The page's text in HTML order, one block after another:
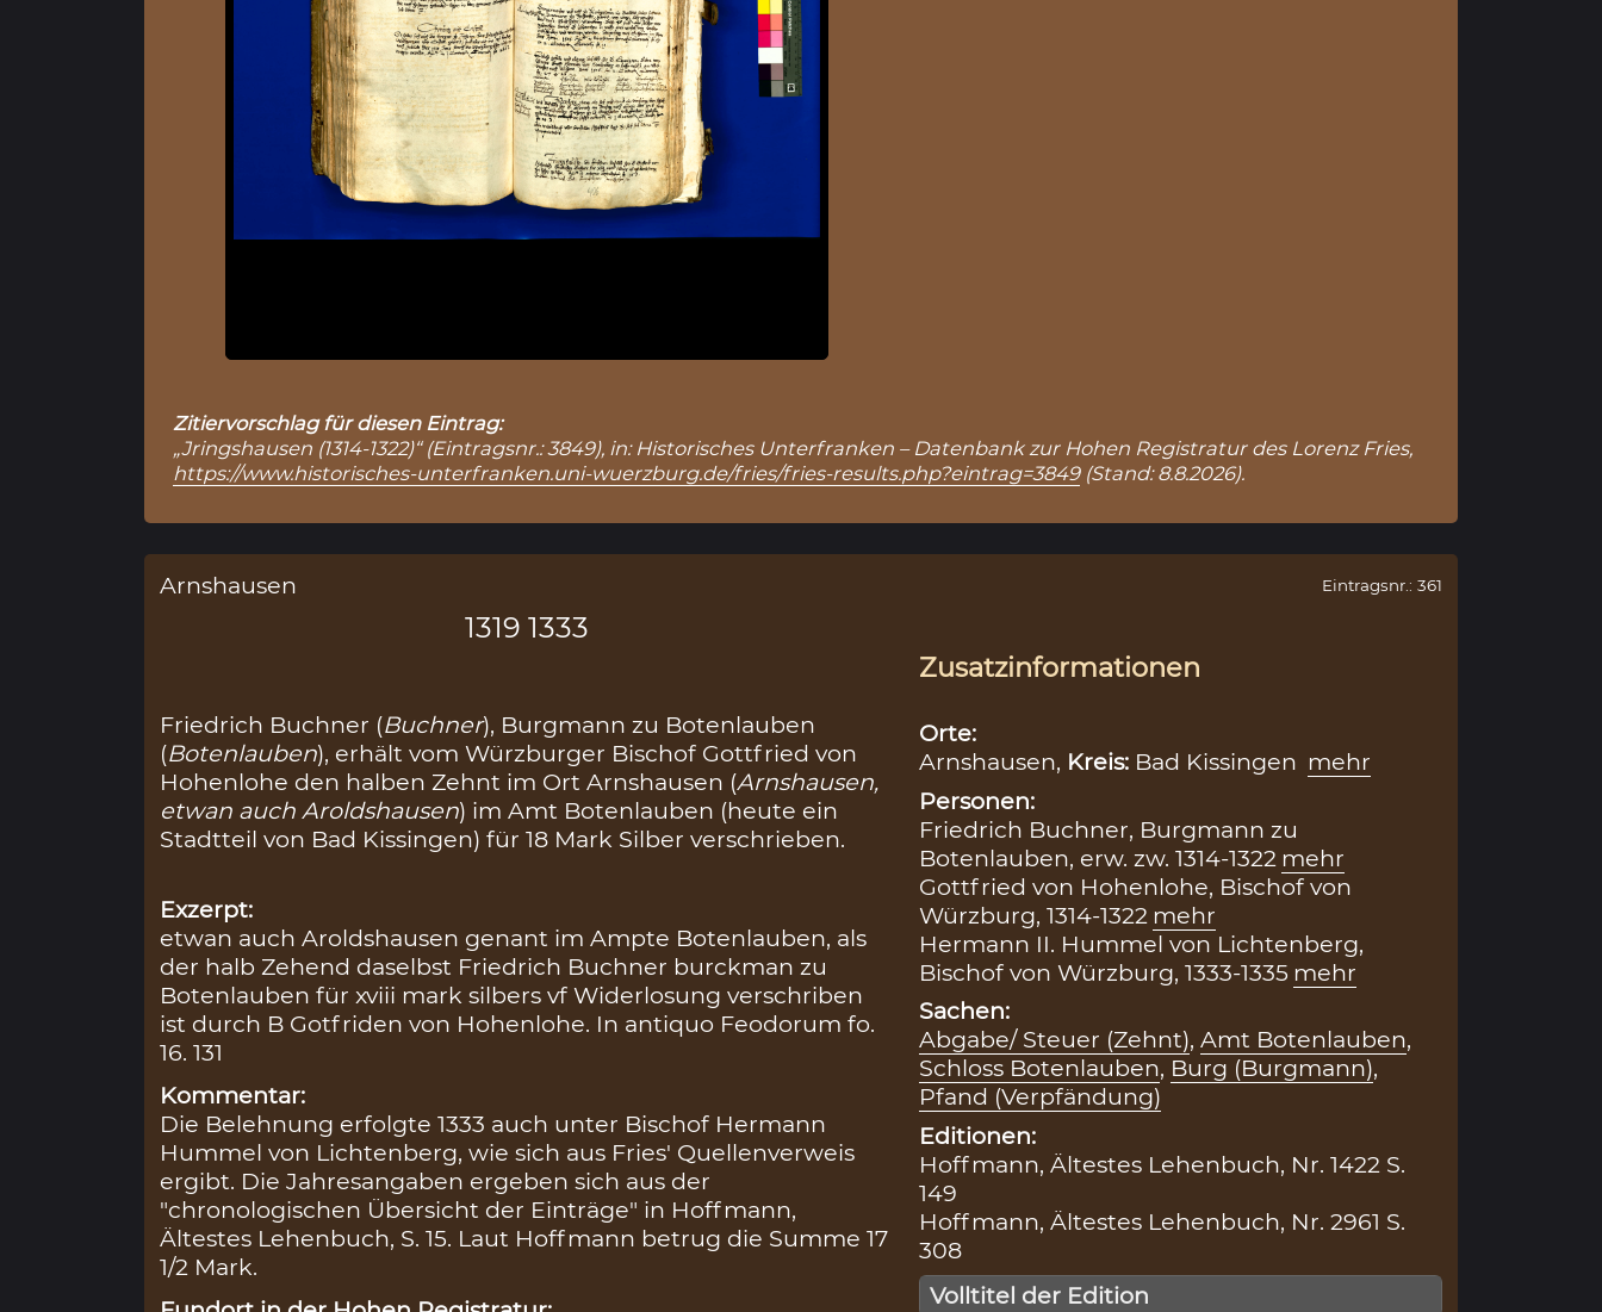
Zitiervorschlag für diesen Eintrag:
„Jringshausen (1314-1322)“ (Eintragsnr.: 3849), in: Historisches Unterfranken – Datenbank zur Hohen Registratur des Lorenz Fries,
https://www.historisches-unterfranken.uni-wuerzburg.de/fries/fries-results.php?eintrag=3849(Stand: 8.8.2026).
Arnshausen
1319 1333
Friedrich Buchner (Buchner), Burgmann zu Botenlauben
(Botenlauben), erhält vom Würzburger Bischof Gottfried von
Hohenlohe den halben Zehnt im Ort Arnshausen (Arnshausen,
etwan auch Aroldshausen) im Amt Botenlauben (heute ein
Stadtteil von Bad Kissingen) für 18 Mark Silber verschrieben.
Exzerpt:
etwan auch Aroldshausen genant im Ampte Botenlauben, als
der halb Zehend daselbst Friedrich Buchner burckman zu
Botenlauben für xviii mark silbers vf Widerlosung verschriben
ist durch B Gotfriden von Hohenlohe. In antiquo Feodorum fo.
16. 131
Kommentar:
Die Belehnung erfolgte 1333 auch unter Bischof Hermann
Hummel von Lichtenberg, wie sich aus Fries' Quellenverweis
ergibt. Die Jahresangaben ergeben sich aus der
"chronologischen Übersicht der Einträge" in Hoffmann,
Ältestes Lehenbuch, S. 15. Laut Hoffmann betrug die Summe 17
1/2 Mark.
Eintragsnr.: 361
Zusatzinformationen
Orte:
Arnshausen, Kreis: Bad Kissingen mehr
Personen:
Friedrich Buchner, Burgmann zu
Botenlauben, erw. zw. 1314-1322 mehr
Gottfried von Hohenlohe, Bischof von
Würzburg, 1314-1322 mehr
Hermann II. Hummel von Lichtenberg,
Bischof von Würzburg, 1333-1335 mehr
Sachen:
Abgabe/ Steuer (Zehnt), Amt Botenlauben,
Schloss Botenlauben, Burg (Burgmann),
Pfand (Verpfändung)
Editionen:
Hoffmann, Ältestes Lehenbuch, Nr. 1422 S.
149
Hoffmann, Ältestes Lehenbuch, Nr. 2961 S.
308
Volltitel der Edition